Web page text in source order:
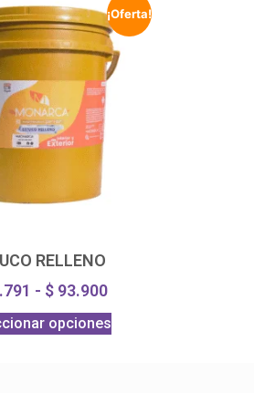
¡Oferta!
RELLENO
- $93.900
opciones